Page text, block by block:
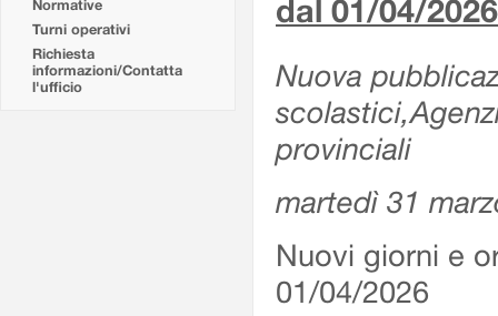
Normative
Turni operativi
Richiesta
informazioni/Contatta
l'ufficio
dal 01/04/2026
Nuova
provinciali
martedì 31
Nuovi giorni e
01/04/2026